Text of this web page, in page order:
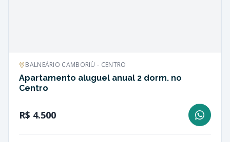
BALNEÁRIO CAMBORIÚ - CENTRO
Apartamento aluguel anual 2 dorm. no
Centro
R$ 4.500